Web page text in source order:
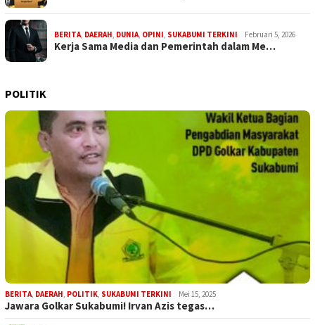
BERITA, DAERAH, DUNIA, OPINI, SUKABUMI TERKINI Februari 5, 2026
Kerja Sama Media dan Pemerintah dalam Me…
POLITIK
BERITA, DAERAH, POLITIK, SUKABUMI TERKINI Mei 15, 2025
Jawara Golkar Sukabumi! Irvan Azis tegas…